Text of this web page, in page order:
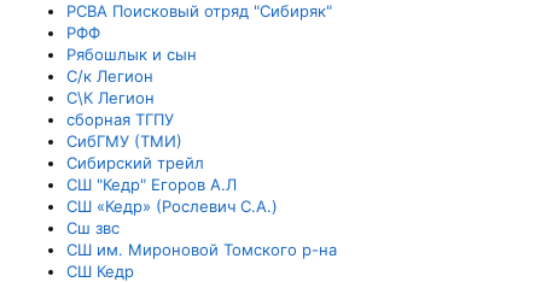
РСВА Поисковый отряд "Сибиряк"
РФФ
Рябошлык и сын
С/к Легион
С\К Легион
сборная ТГПУ
СибГМУ (ТМИ)
Сибирский трейл
СШ "Кедр" Егоров А.Л
СШ «Кедр» (Рослевич С.А.)
Сш звс
СШ им. Мироновой Томского р-на
СШ Кедр